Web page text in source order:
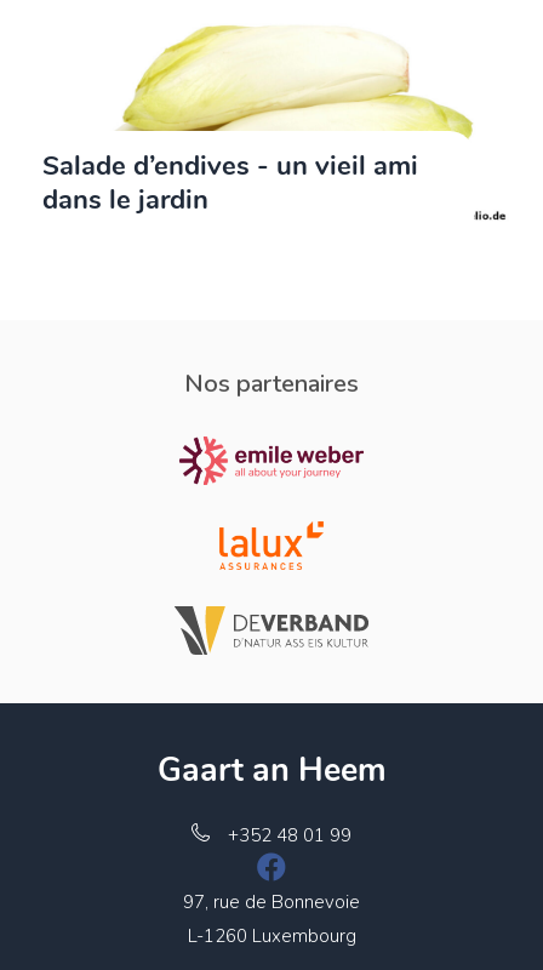
Salade d’endives - un vieil ami
dans le jardin
Nos partenaires
Gaart an Heem
+352 48 01 99
97, rue de Bonnevoie
L-1260 Luxembourg